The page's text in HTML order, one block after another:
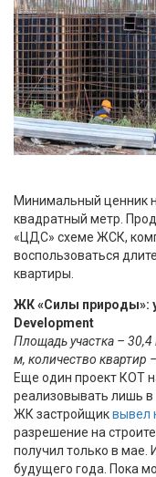
Минимальный ценник
квадратный метр.
«ЦДС» схеме ЖСК,
воспользоваться
квартиры.
ЖК «Силы природы»:
Development
Площадь участка –
м, количество квартир
Еще один проект КОТ
реализовывать лишь в
ЖК застройщиквывел
разрешение на
получил только в мае.
будущего года. Пока